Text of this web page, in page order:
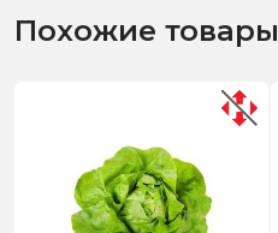
Похожие товары